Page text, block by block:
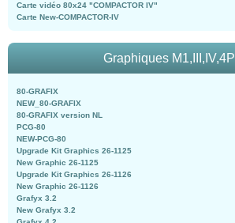
Carte vidéo 80x24 "COMPACTOR IV"
Carte New-COMPACTOR-IV
Graphiques M1,III,IV,4P
80-GRAFIX
NEW_80-GRAFIX
80-GRAFIX version NL
PCG-80
NEW-PCG-80
Upgrade Kit Graphics 26-1125
New Graphic 26-1125
Upgrade Kit Graphics 26-1126
New Graphic 26-1126
Grafyx 3.2
New Grafyx 3.2